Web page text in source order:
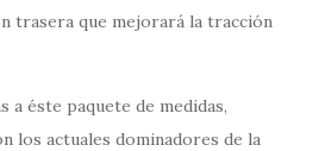
trasera que mejorará la tracción
a éste paquete de medidas,
los actuales dominadores de la